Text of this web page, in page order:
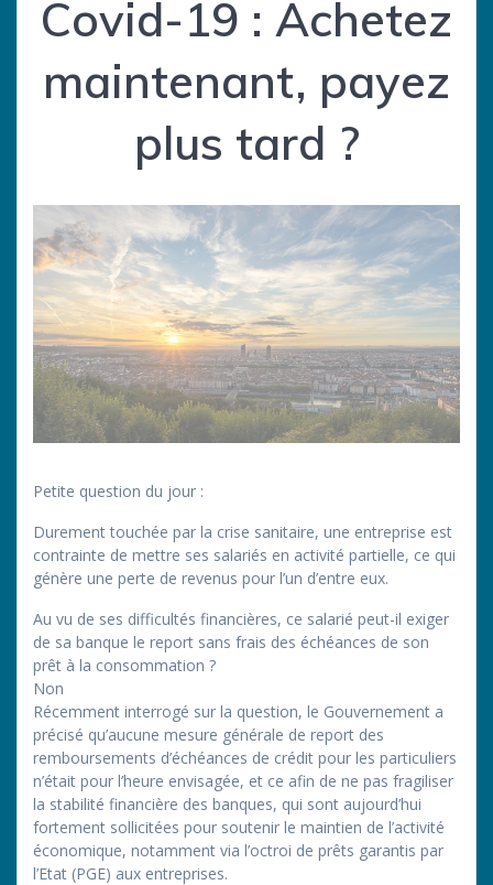
Covid-19 : Achetez
maintenant, payez
plus tard ?
Petite question du jour :
Durement touchée par la crise sanitaire, une entreprise est
contrainte de mettre ses salariés en activité partielle, ce qui
génère une perte de revenus pour l’un d’entre eux.
Au vu de ses difficultés financières, ce salarié peut-il exiger
de sa banque le report sans frais des échéances de son
prêt à la consommation ?
Non
Récemment interrogé sur la question, le Gouvernement a
précisé qu’aucune mesure générale de report des
remboursements d’échéances de crédit pour les particuliers
n’était pour l’heure envisagée, et ce afin de ne pas fragiliser
la stabilité financière des banques, qui sont aujourd’hui
fortement sollicitées pour soutenir le maintien de l’activité
économique, notamment via l’octroi de prêts garantis par
l’Etat (PGE) aux entreprises.